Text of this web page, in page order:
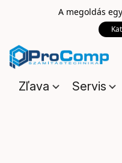
A megoldás
Zľava Servis